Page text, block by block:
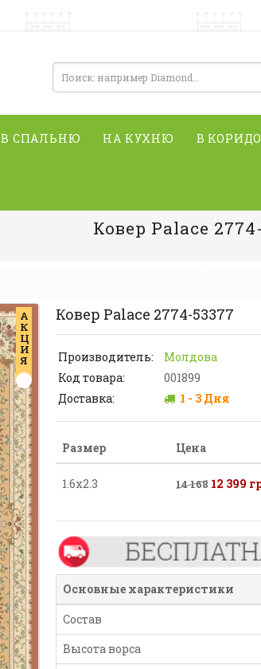
В СПАЛЬНЮ НА КУХНЮ В
Ковер Palace
А
К
Ц
И
Я
Ковер Palace 2774-53377
Производитель:
Молдова
Код товара:
001899
Доставка:
1 - 3 Дня
Размер Цена
1.6х2.3 14 168 12 399
Основные характеристики
Состав
Высота ворса